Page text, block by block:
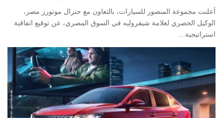
أعلنت مجموعة المنصور للسيارات، بالتعاون مع جنرال موتورز مصر،
الوكيل الحصري لعلامة شيفروليه في السوق المصري، عن توقيع اتفاقية
استراتيجية…